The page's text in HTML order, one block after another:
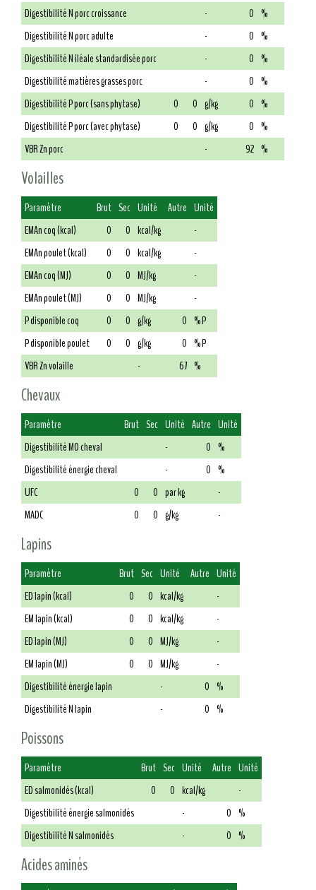
Digestibilité N porc croissance
- 0 %
Digestibilité N porc adulte
- 0 %
Digestibilité N iléale standardisée porc
- 0 %
Digestibilité matières grasses porc
- 0 %
Digestibilité P porc (sans phytase)
0 0 g/kg 0 %
Digestibilité P porc (avec phytase)
0 0 g/kg 0 %
VBR Zn porc
- 92 %
Volailles
Paramètre Brut Sec Unité Autre Unité
EMAn coq (kcal)
0 0 kcal/kg
-
EMAn poulet (kcal)
0 0 kcal/kg
-
EMAn coq (MJ)
0 0 MJ/kg
-
EMAn poulet (MJ)
0 0 MJ/kg
-
P disponible coq
0 0 g/kg 0 % P
P disponible poulet
0 0 g/kg 0 % P
VBR Zn volaille
- 67 %
Chevaux
Paramètre Brut Sec Unité Autre Unité
Digestibilité MO cheval
- 0 %
Digestibilité énergie cheval
- 0 %
UFC
0 0 par kg
-
MADC
0 0 g/kg -
Lapins
Paramètre Brut Sec Unité Autre Unité
ED lapin (kcal)
0 0 kcal/kg
-
EM lapin (kcal)
0 0 kcal/kg
-
ED lapin (MJ)
0 0 MJ/kg
-
EM lapin (MJ)
0 0 MJ/kg
-
Digestibilité énergie lapin
- 0 %
Digestibilité N lapin
- 0 %
Poissons
Paramètre Brut Sec Unité Autre Unité
ED salmonidés (kcal)
0 0 kcal/kg
-
Digestibilité énergie salmonidés
- 0 %
Digestibilité N salmonidés
- 0 %
Acides aminés